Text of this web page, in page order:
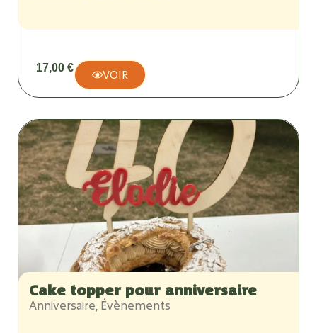
17,00 € VOIR
Cake topper pour anniversaire
Anniversaire Évènements